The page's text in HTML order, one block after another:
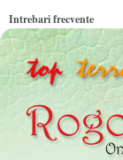
Intrebari frecvente